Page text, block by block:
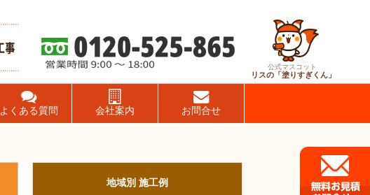
公式マスコット
リスの「塗りすぎくん」
よくある質問 会社案内 お問合せ
地域別 施工例